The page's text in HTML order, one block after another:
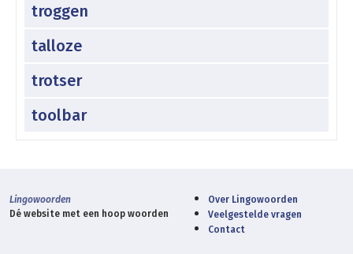
troggen
talloze
trotser
toolbar
Lingowoorden
Dé website met een hoop woorden
Over Lingowoorden
Veelgestelde vragen
Contact